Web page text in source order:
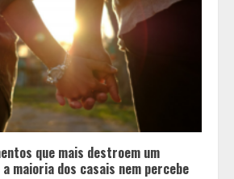
que mais destroem um
maioria dos casais nem percebe